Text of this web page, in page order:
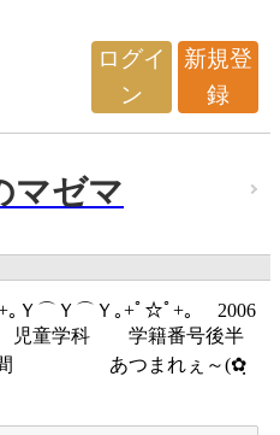
ログイ
ン
新規登
録
マゼマ
｡Ｙ⌒Ｙ⌒Ｙ｡+ﾟ☆ﾟ+｡ 2006
児童学科 学籍番号後半
仲間 あつまれぇ～(✿ฺ